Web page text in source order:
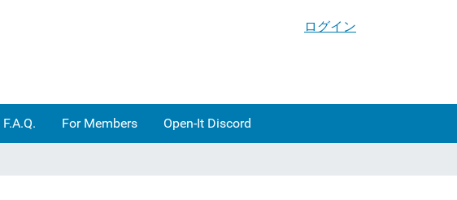
ログイン
F.A.Q. For Members Open-It Discord